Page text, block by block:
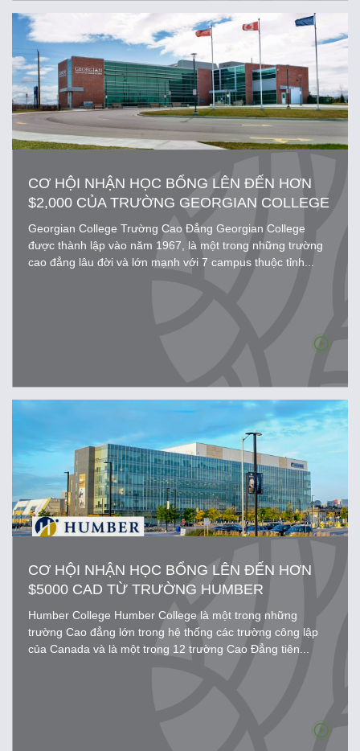
CƠ HỘI NHẬN HỌC BỔNG LÊN ĐẾN HƠN
$2,000 CỦA TRƯỜNG GEORGIAN COLLEGE
Georgian College Trường Cao Đẳng Georgian College
được thành lập vào năm 1967, là một trong những trường
cao đẳng lâu đời và lớn mạnh với 7 campus thuộc tỉnh...
CƠ HỘI NHẬN HỌC BỔNG LÊN ĐẾN HƠN
$5000 CAD TỪ TRƯỜNG HUMBER
COLLEGE
Humber College Humber College là một trong những
trường Cao đẳng lớn trong hệ thống các trường công lập
của Canada và là một trong 12 trường Cao Đẳng tiên...